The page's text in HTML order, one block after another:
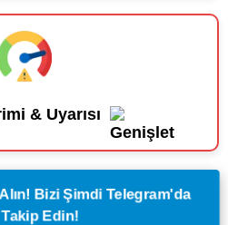
& Uyarısı
Bizi Şimdi Telegram'da
Takip Edin!